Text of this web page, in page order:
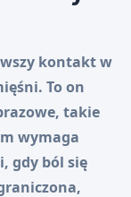
kontakt w
To on
takie
wymaga
gdy ból się